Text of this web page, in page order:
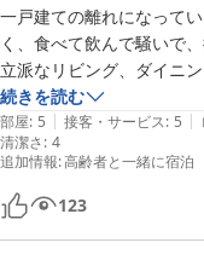
一戸建ての離れになって
く、食べて飲んで騒いで
立派なリビング、ダイニ
今回は使いませんでした
思いました。ただ駐車場
す。(玄関に案内が必要)
続きを読む
部屋: 5 | 接客・サービス: 5 |
清潔さ: 4
追加情報:高齢者と一緒に宿泊
123